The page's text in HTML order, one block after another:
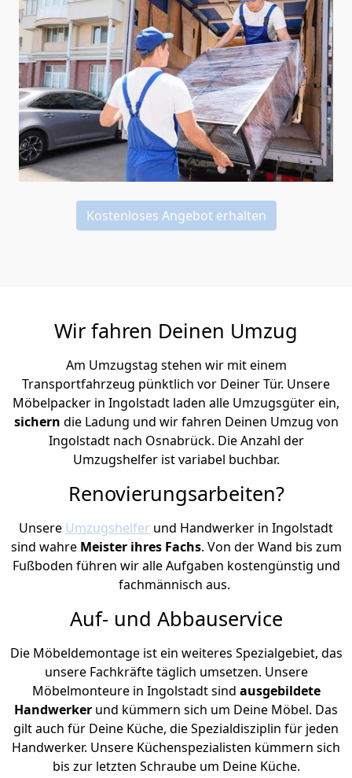
Kostenloses Angebot erhalten
Wir fahren Deinen Umzug
Am Umzugstag stehen wir mit einem
Transportfahrzeug pünktlich vor Deiner Tür. Unsere
Möbelpacker in Ingolstadt laden alle Umzugsgüter ein,
sichern die Ladung und wir fahren Deinen Umzug von
Ingolstadt nach Osnabrück. Die Anzahl der
Umzugshelfer ist variabel buchbar.
Renovierungsarbeiten?
Unsere Umzugshelfer und Handwerker in Ingolstadt
sind wahre Meister ihres Fachs. Von der Wand bis zum
Fußboden führen wir alle Aufgaben kostengünstig und
fachmännisch aus.
Auf- und Abbauservice
Die Möbeldemontage ist ein weiteres Spezialgebiet, das
unsere Fachkräfte täglich umsetzen. Unsere
Möbelmonteure in Ingolstadt sind ausgebildete
Handwerker und kümmern sich um Deine Möbel. Das
gilt auch für Deine Küche, die Spezialdisziplin für jeden
Handwerker. Unsere Küchenspezialisten kümmern sich
bis zur letzten Schraube um Deine Küche.